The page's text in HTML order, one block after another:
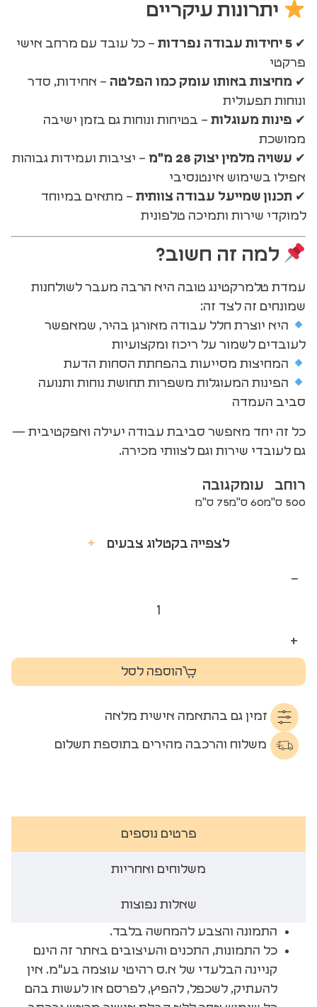
יתרונות עיקריים
✔ 5 יחידות עבודה נפרדות
– כל עובד עם מרחב אישי
פרקטי
✔ מחיצות באותו עומק כמו הפלטה – אחידות, סדר
ונוחות תפעולית
✔ פינות מעוגלות – בטיחות ונוחות גם בזמן ישיבה
ממושכת
✔ עשויה מלמין יצוק 28 מ"מ
– יציבות ועמידות גבוהות
אפילו בשימוש אינטנסיבי
✔ תכנון שמייעל עבודה צוותית – מתאים במיוחד
למוקדי שירות ותמיכה טלפונית
למה זה חשוב?
עמדת טלמרקטינג טובה היא הרבה מעבר לשולחנות
שמונחים זה לצד זה:
היא יוצרת חלל עבודה מאורגן בהיר, שמאפשר
לעובדים לשמור על ריכוז ומקצועיות
המחיצות מסייעות בהפחתת הסחות הדעת
הפינות המעוגלות משפרות תחושת נוחות ותנועה
סביב העמדה
כל זה יחד מאפשר סביבת עבודה יעילה ואפקטיבית —
גם לעובדי שירות וגם לצוותי מכירה.
רוחב
500 ס"מ
עומק
60 ס"מ
גובה
75 ס"מ
לצפייה בקטלוג צבעים +
−
+
הוספה לסל
זמין גם בהתאמה אישית מלאה
משלוח והרכבה מהירים בתוספת תשלום
פרטים נוספים
משלוחים ואחריות
שאלות נפוצות
התמונה והצבע להמחשה בלבד.
כל התמונות, התכנים והעיצובים באתר זה הינם
קניינה הבלעדי של א.ס רהיטי עוצמה בע"מ. אין
להעתיק, לשכפל, להפיץ, לפרסם או לעשות בהם